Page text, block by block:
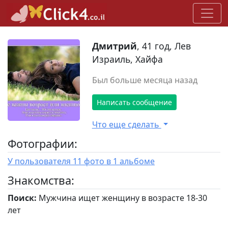
Дмитрий, 41 год, Лев
Израиль, Хайфа
Был больше месяца назад
Написать сообщение
Что еще сделать
Фотографии:
У пользователя 11 фото в 1 альбоме
Знакомства:
Поиск: Мужчина ищет женщину в возрасте 18-30
лет